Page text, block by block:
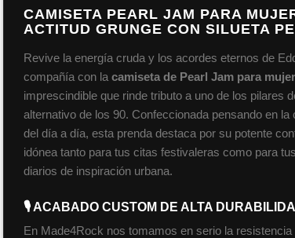
CAMISETA PEARL JAM PARA
ACTITUD GRUNGE CON SILUETA
Revive la energía cruda y los acordes eternos de
compañía con la camiseta de Pearl Jam para mujer
imprescindible que rinde tributo a uno de los pilares
alternativo de los 90. Confeccionada pensando en la
del día a día, esta prenda destaca por su potente
idónea tanto para tus citas festivaleras como para
diarios de inspiración urbana.
🎙️ ACABADO CUSTOM DE ALTA
En Made4Rock nos tomamos en serio la resistencia